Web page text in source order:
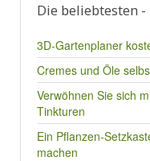
Die beliebtesten
3D-Gartenplaner
Cremes und Öle
Verwöhnen Sie sich
Tinkturen
Ein Pflanzen-
machen